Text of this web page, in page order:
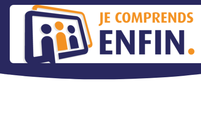
ACTUS
MAISON